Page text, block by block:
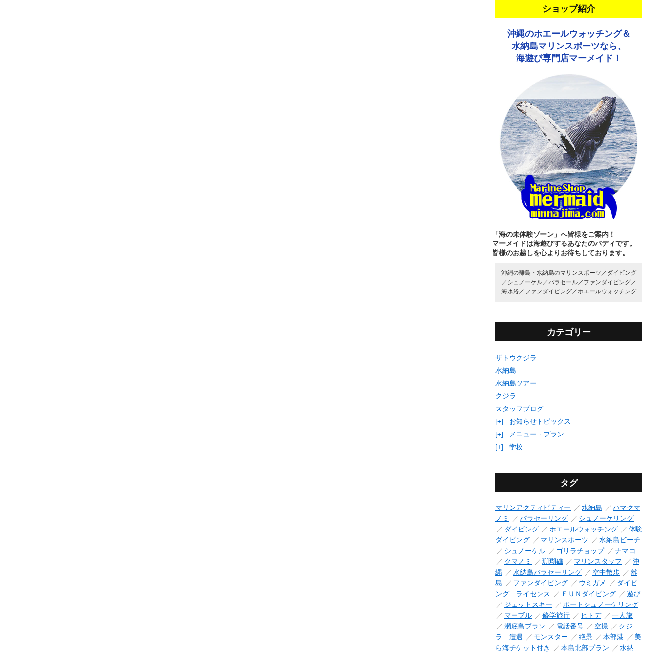
ショップ紹介
沖縄のホエールウォッチング＆
水納島マリンスポーツなら、
海遊び専門店マーメイド！
「海の未体験ゾーン」へ皆様をご案内！
マーメイドは海遊びするあなたのバディです。
皆様のお越しを心よりお待ちしております。
沖縄の離島・水納島のマリンスポーツ／ ダイビング
／ シュノーケル／ パラセール／ ファンダイビング／
海水浴／ ファンダイビング／ ホエールウォッチング
カテゴリー
ザトウクジラ
水納島
水納島ツアー
クジラ
スタッフブログ
[+]
お知らせトピックス
[+]
メニュー・プラン
[+]
学校
タグ
マリンアクティビティー 水納島
ハマクマ
ノミ
パラセーリング
シュノーケリング
ダイビング
ホエールウォッチング
体験
ダイビング
マリンスポーツ
水納島ビーチ
シュノーケル
ゴリラチョップ
ナマコ
クマノミ
珊瑚礁 マリンスタッフ
沖
縄
水納島パラセーリング 空中散歩
離
島
ファンダイビング ウミガメ
ダイビ
ング ライセンス
ＦＵＮダイビング
遊び
ジェットスキー
ボートシュノーケリング
マーブル
修学旅行 ヒトデ
一人旅
瀬底島プラン
電話番号 空撮
クジ
ラ 遭遇
モンスター 絶景 本部港
美
ら海チケット付き
本島北部プラン
水納